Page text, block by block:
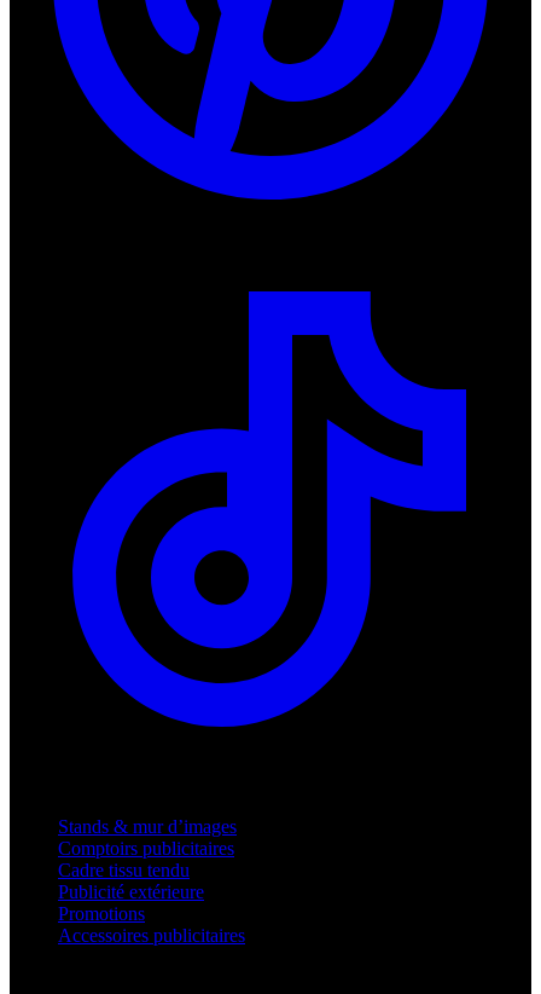
Stands & mur d’images
Comptoirs publicitaires
Cadre tissu tendu
Publicité extérieure
Promotions
Accessoires publicitaires